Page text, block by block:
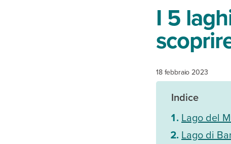
I 5
18 febbraio 2023
Indice
Lago del
Lago di